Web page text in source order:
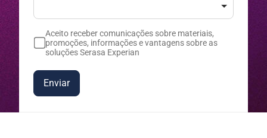
Aceito receber comunicações sobre materiais,
promoções, informações e vantagens sobre as
soluções Serasa Experian
Enviar